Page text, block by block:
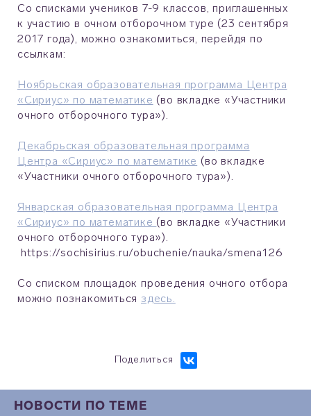
Со списками учеников 7-9 классов, приглашенных
к участию в очном отборочном туре (23 сентября
2017 года), можно ознакомиться, перейдя по
ссылкам:
Ноябрьская образовательная программа Центра
«Сириус» по математике (во вкладке «Участники
очного отборочного тура»).
Декабрьская образовательная программа
Центра «Сириус» по математике (во вкладке
«Участники очного отборочного тура»).
Январская образовательная программа Центра
«Сириус» по математике (во вкладке «Участники
очного отборочного тура»).
https://sochisirius.ru/obuchenie/nauka/smena126
Со списком площадок проведения очного отбора
можно познакомитьсяздесь.
Поделиться
НОВОСТИ ПО ТЕМЕ